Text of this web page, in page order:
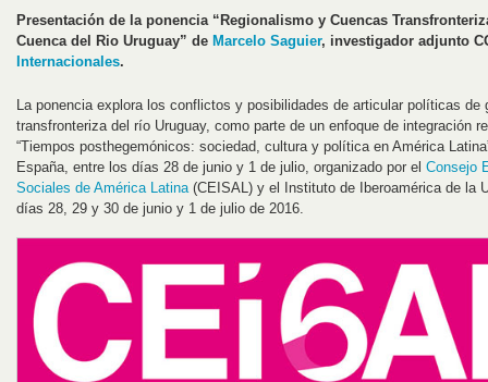
Presentación de la ponencia “Regionalismo y Cuencas
Cuenca del Rio Uruguay” de Marcelo Saguier, investigador adjunto
Internacionales.
La ponencia explora los conflictos y posibilidades de articular políticas de
transfronteriza del río Uruguay, como parte de un enfoque de integración
“Tiempos posthegemónicos: sociedad, cultura y política en América
España, entre los días 28 de junio y 1 de julio, organizado por el Consejo
Sociales de América Latina (CEISAL) y el Instituto de Iberoamérica de la
días 28, 29 y 30 de junio y 1 de julio de 2016.